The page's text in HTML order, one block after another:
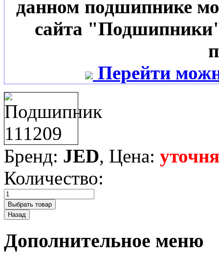
данном подшипнике
сайта
Перейти
Бренд: JED, Цена:
Количество:
Дополнительное меню